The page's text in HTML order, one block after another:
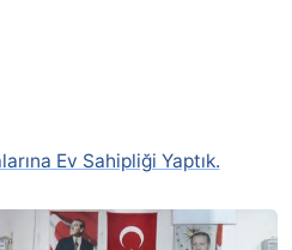
Ev Sahipliği Yaptık.